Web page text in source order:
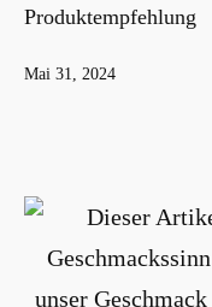
Produktempfehlung
Veröffentlicht
Mai 31, 2024